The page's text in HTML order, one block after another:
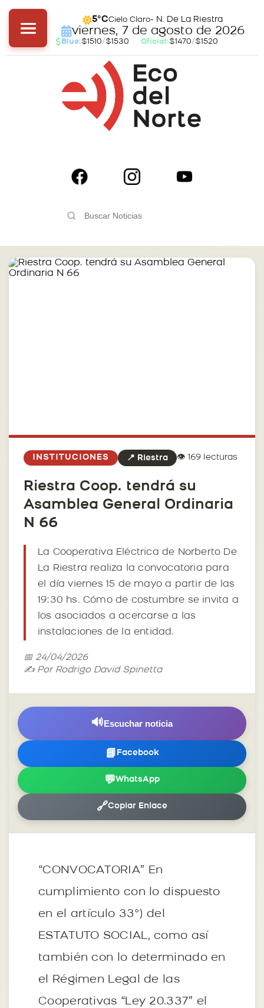
5°CCielo Claro- N. De La Riestra
viernes, 7 de agosto de 2026
Blue:$1510/$1530 Oficial:$1470/$1520
INSTITUCIONES 📍 Riestra 👁️ 169 lecturas
Riestra Coop. tendrá su
Asamblea General Ordinaria
N 66
La Cooperativa Eléctrica de Norberto De
La Riestra realiza la convocatoria para
el día viernes 15 de mayo a partir de las
19:30 hs. Cómo de costumbre se invita a
los asociados a acercarse a las
instalaciones de la entidad.
📅 24/04/2026
✍️ Por Rodrigo David Spinetta
🔊Escuchar noticia
📘 Facebook
💬WhatsApp
🔗Copiar Enlace
“CONVOCATORIA” En
cumplimiento con lo dispuesto
en el artículo 33º) del
ESTATUTO SOCIAL, como así
también con lo determinado en
el Régimen Legal de las
Cooperativas “Ley 20.337” el